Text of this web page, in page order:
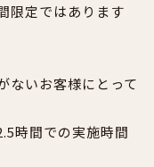
限定ではあります
ないお客様にとって
時間での実施時間